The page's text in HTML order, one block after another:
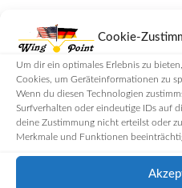
Cookie-
Um dir ein optimales Erlebnis zu
Cookies, um Geräteinformationen zu
Wenn du diesen Technologien
Surfverhalten oder eindeutige IDs auf
deine Zustimmung nicht erteilst oder
Merkmale und Funktionen
die Ihrer Auswahl
PRODUKT-KATEGORIEN